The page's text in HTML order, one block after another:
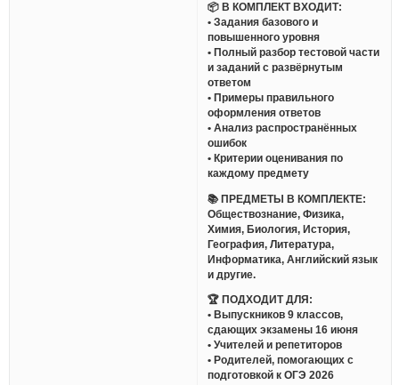
📦 В КОМПЛЕКТ ВХОДИТ:
• Задания базового и
повышенного уровня
• Полный разбор тестовой части
и заданий с развёрнутым
ответом
• Примеры правильного
оформления ответов
• Анализ распространённых
ошибок
• Критерии оценивания по
каждому предмету
📚 ПРЕДМЕТЫ В КОМПЛЕКТЕ:
Обществознание, Физика,
Химия, Биология, История,
География, Литература,
Информатика, Английский язык
и другие.
🏆 ПОДХОДИТ ДЛЯ:
• Выпускников 9 классов,
сдающих экзамены 16 июня
• Учителей и репетиторов
• Родителей, помогающих с
подготовкой к ОГЭ 2026